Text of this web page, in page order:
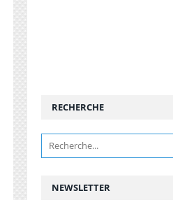
NEWSLETTER
RECHERCHE